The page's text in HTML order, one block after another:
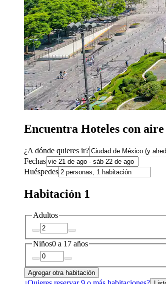
Encuentra Hoteles con
¿A dónde quieres ir?
Fechas
Huéspedes
Habitación 1
Adultos
Niños0 a 17 años
Agregar otra habitación